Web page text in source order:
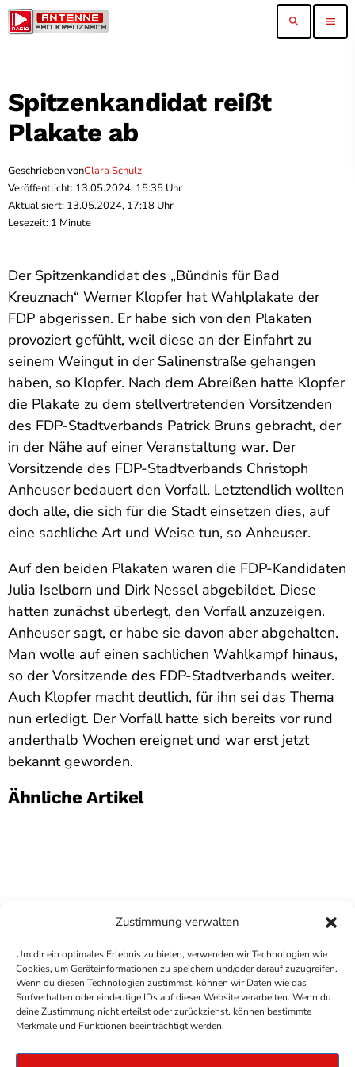
Zustimmung verwalten
Um dir ein optimales Erlebnis zu bieten, verwenden wir Technologien wie
Cookies, um Geräteinformationen zu speichern und/oder darauf zuzugreifen.
Wenn du diesen Technologien zustimmst, können wir Daten wie das
Surfverhalten oder eindeutige IDs auf dieser Website verarbeiten. Wenn du
deine Zustimmung nicht erteilst oder zurückziehst, können bestimmte
Merkmale und Funktionen beeinträchtigt werden.
search menu
Spitzenkandidat reißt
Plakate ab
Geschrieben vonClara Schulz
Veröffentlicht: 13.05.2024, 15:35 Uhr
Aktualisiert: 13.05.2024, 17:18 Uhr
Lesezeit: 1 Minute
Der Spitzenkandidat des „Bündnis für Bad
Kreuznach“ Werner Klopfer hat Wahlplakate der
FDP abgerissen. Er habe sich von den Plakaten
provoziert gefühlt, weil diese an der Einfahrt zu
seinem Weingut in der Salinenstraße gehangen
haben, so Klopfer. Nach dem Abreißen hatte Klopfer
die Plakate zu dem stellvertretenden Vorsitzenden
des FDP-Stadtverbands Patrick Bruns gebracht, der
in der Nähe auf einer Veranstaltung war. Der
Vorsitzende des FDP-Stadtverbands Christoph
Anheuser bedauert den Vorfall. Letztendlich wollten
doch alle, die sich für die Stadt einsetzen dies, auf
eine sachliche Art und Weise tun, so Anheuser.
Auf den beiden Plakaten waren die FDP-Kandidaten
Julia Iselborn und Dirk Nessel abgebildet. Diese
hatten zunächst überlegt, den Vorfall anzuzeigen.
Anheuser sagt, er habe sie davon aber abgehalten.
Man wolle auf einen sachlichen Wahlkampf hinaus,
so der Vorsitzende des FDP-Stadtverbands weiter.
Auch Klopfer macht deutlich, für ihn sei das Thema
nun erledigt. Der Vorfall hatte sich bereits vor rund
anderthalb Wochen ereignet und war erst jetzt
bekannt geworden.
Ähnliche Artikel
COPYRIGHTANTENNE BAD KREUZNACH